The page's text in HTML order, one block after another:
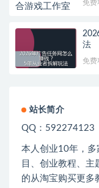
免费
法
免费
站长简介
QQ：592274123
本人创业10年，多
目、创业教程、
的从淘宝购买更多